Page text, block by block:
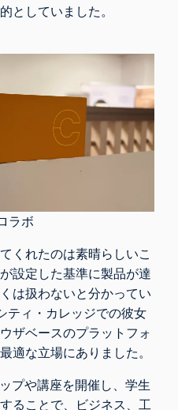
としていました。
ラボ
くれたのは素晴らしいこ
設定した基準に製品が達
は扱わないと分かってい
ティ・カレッジでの彼女
ザベースのプラットフォ
適な立場にありました。
プや講座を開催し、学生
ることで、ビジネス、工